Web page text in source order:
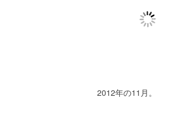
2012年の11月。